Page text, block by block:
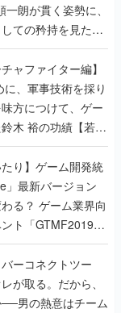
朗が貫く姿勢に、
ての矜持を見た
ャファイター編】
に、軍事技術を採り
方につけて、ゲー
木 裕の功績【若ゲ
り】ゲーム開発統
」最新バージョン
る？ ゲーム業界向
ト「GTMF2019」
めよう【PR】
ーコネクトツー
が取る。だから、
男の熱意はチーム